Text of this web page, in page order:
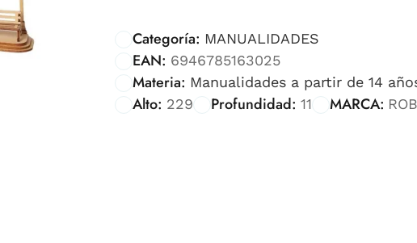
Categoría: MANUALIDADES
EAN: 6946785163025
Materia: Manualidades a partir de 14
Alto: 229 Profundidad: 11 MARCA: